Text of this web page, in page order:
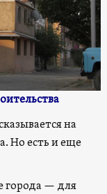
на
Но есть и еще
города — для